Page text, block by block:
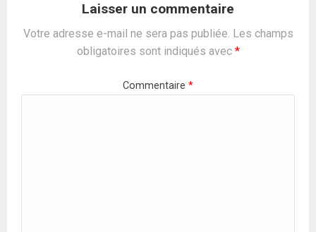
Laisser un commentaire
Votre adresse e-mail ne sera pas publiée. Les champs
obligatoires sont indiqués avec *
Commentaire *